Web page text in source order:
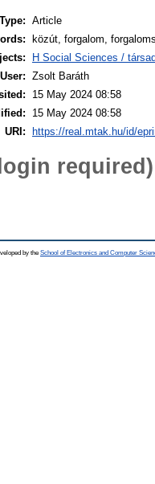
Article
közút, forgalom,
H Social Sciences /
Zsolt Baráth
15 May 2024 08:58
15 May 2024 08:58
URI:
https://real.mtak.hu/id/
required)
by the School of Electronics and Computer